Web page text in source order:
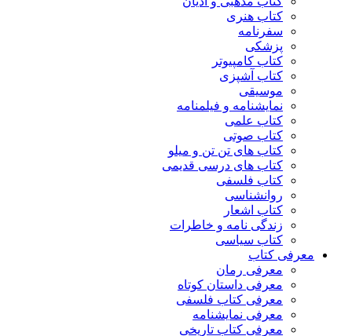
کتاب هنری
سفرنامه
پزشکی
کتاب کامپیوتر
کتاب آشپزی
موسیقی
نمایشنامه و فیلمنامه
کتاب علمی
کتاب صوتی
کتاب های تن تن و میلو
کتاب های درسی قدیمی
کتاب فلسفی
روانشناسی
کتاب اشعار
زندگی نامه و خاطرات
کتاب سیاسی
معرفی کتاب
معرفی رمان
معرفی داستان کوتاه
معرفی کتاب فلسفی
معرفی نمایشنامه
معرفی کتاب تاریخی